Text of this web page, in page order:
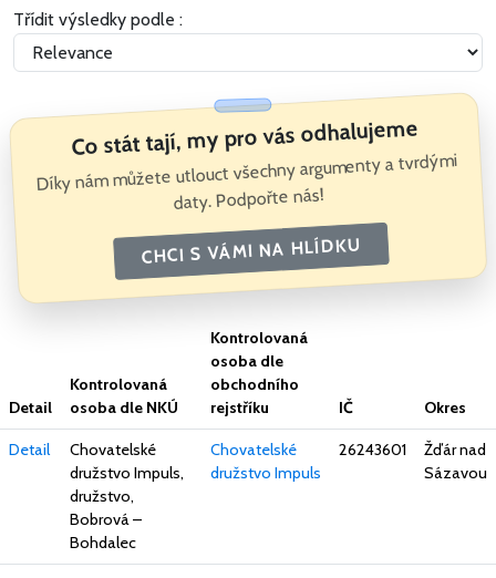
Třídit výsledky podle :
Co stát tají, my pro vás odhalujeme
Díky nám můžete utlouct všechny argumenty a tvrdými
daty. Podpořte nás!
CHCI S VÁMI NA HLÍDKU
Detail
Kontrolovaná
osoba dle NKÚ
Kontrolovaná
osoba dle
obchodního
rejstříku
IČ Okres
Detail
Chovatelské
družstvo Impuls,
družstvo,
Bobrová –
Bohdalec
Chovatelské
družstvo Impuls
26243601
Žďár nad
Sázavou